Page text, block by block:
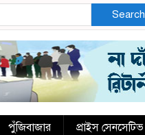
Search
পুঁজিবাজার প্রাইস সেনসেটিভ